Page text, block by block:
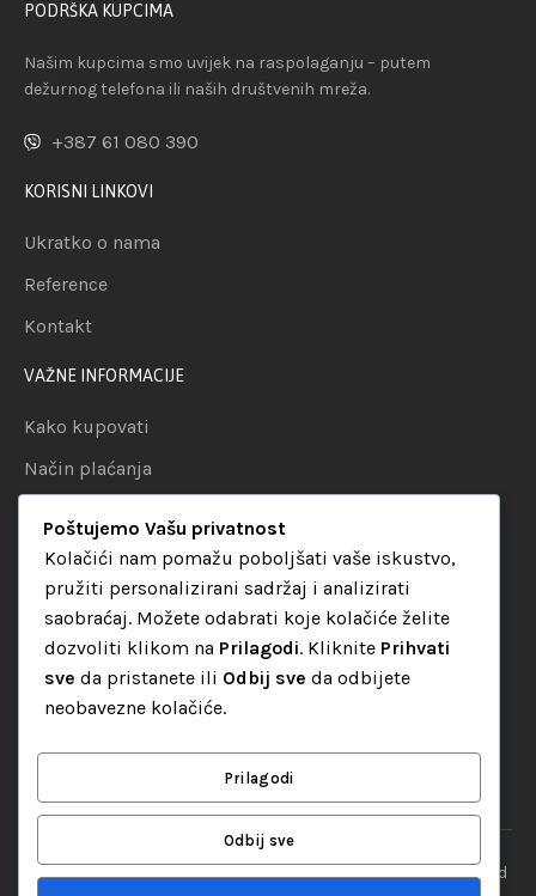
PODRŠKA KUPCIMA
Našim kupcima smo uvijek na raspolaganju – putem
dežurnog telefona ili naših društvenih mreža.
+387 61 080 390
KORISNI LINKOVI
Ukratko o nama
Reference
Kontakt
VAŽNE INFORMACIJE
Kako kupovati
Način plaćanja
Politika privatnosti
KATEGORIJE
Audio oprema
LED dekorativna rasvjeta
“Set Up S” d.o.o. Tuzla, sva prava pridržana© 2026 || Designed
Poštujemo Vašu privatnost
Kolačići nam pomažu poboljšati vaše iskustvo,
pružiti personalizirani sadržaj i analizirati
saobraćaj. Možete odabrati koje kolačiće želite
dozvoliti klikom na Prilagodi. Kliknite Prihvati
sve da pristanete ili Odbij sve da odbijete
neobavezne kolačiće.
Prilagodi
Odbij sve